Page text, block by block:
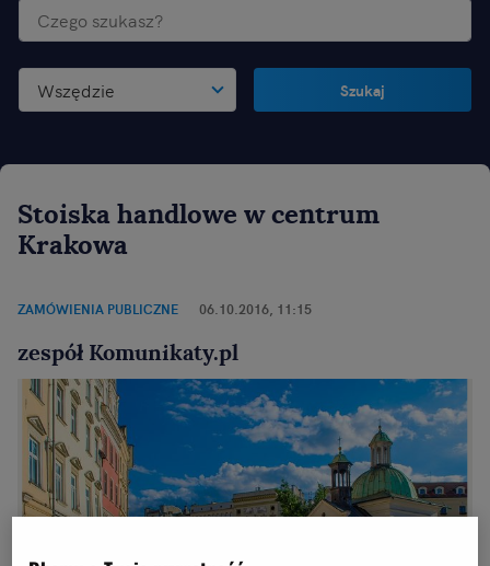
Wszędzie Szukaj
Stoiska handlowe w centrum
Krakowa
ZAMÓWIENIA PUBLICZNE 06.10.2016, 11:15
zespół Komunikaty.pl